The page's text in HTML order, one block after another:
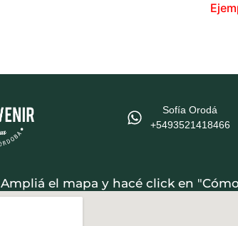
Sofía Orodá
+5493521418466‬
Ampliá el mapa y hacé click en